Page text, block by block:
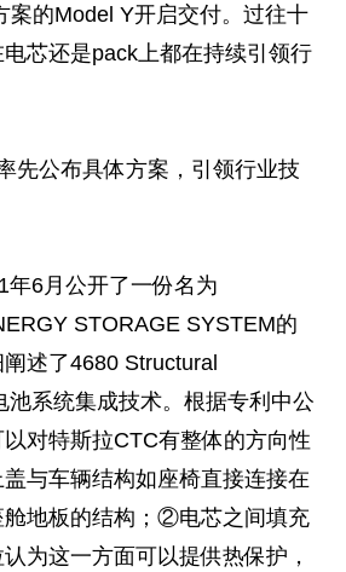
案的Model Y开启交付。过往十
芯还是pack上都在持续引领行
先公布具体方案，引领行业技
年6月公开了一份名为
STORAGE SYSTEM的
述了4680 Structural
池系统集成技术。根据专利中公
对特斯拉CTC有整体的方向性
与车辆结构如座椅直接连接在
舱地板的结构；②电芯之间填充
为这一方面可以提供热保护，